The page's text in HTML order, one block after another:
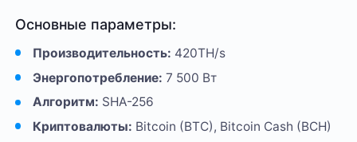
Основные параметры:
Производительность: 420TH/s
Энергопотребление: 7 500 Вт
Алгоритм: SHA-256
Криптовалюты: Bitcoin (BTC), Bitcoin Cash (BCH)